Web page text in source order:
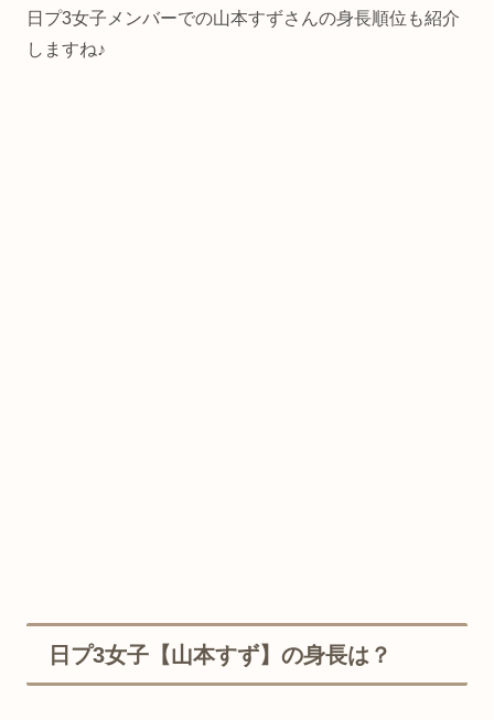
日プ3女子メンバーでの山本すずさんの身長順位も紹介
しますね♪
日プ3女子【山本すず】の身長は？